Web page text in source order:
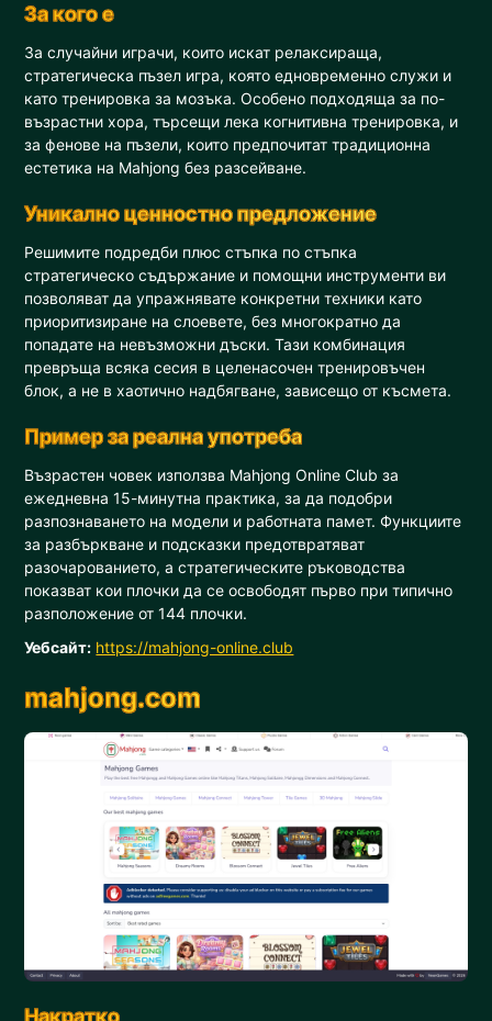
За кого е
За случайни играчи, които искат релаксираща,
стратегическа пъзел игра, която едновременно служи и
като тренировка за мозъка. Особено подходяща за по-
възрастни хора, търсещи лека когнитивна тренировка, и
за фенове на пъзели, които предпочитат традиционна
естетика на Mahjong без разсейване.
Уникално ценностно предложение
Решимите подредби плюс стъпка по стъпка
стратегическо съдържание и помощни инструменти ви
позволяват да упражнявате конкретни техники като
приоритизиране на слоевете, без многократно да
попадате на невъзможни дъски. Тази комбинация
превръща всяка сесия в целенасочен тренировъчен
блок, а не в хаотично надбягване, зависещо от късмета.
Пример за реална употреба
Възрастен човек използва Mahjong Online Club за
ежедневна 15-минутна практика, за да подобри
разпознаването на модели и работната памет. Функциите
за разбъркване и подсказки предотвратяват
разочарованието, а стратегическите ръководства
показват кои плочки да се освободят първо при типично
разположение от 144 плочки.
Уебсайт: https://mahjong-online.club
mahjong.com
Накратко